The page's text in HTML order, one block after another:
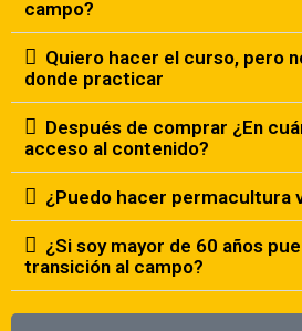
campo?
Quiero hacer el curso, pero
donde practicar
Después de comprar ¿En
acceso al contenido?
¿Puedo hacer permacultura
¿Si soy mayor de 60 años
transición al campo?